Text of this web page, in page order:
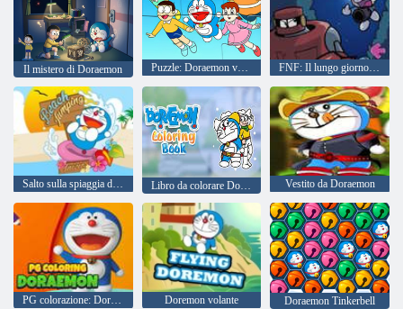
Il mistero di Doraemon Puzzle: Doraemon volante FNF: Il lungo giorno di Doraemon
Salto sulla spiaggia di Doraemon Libro da colorare Doraemon Vestito da Doraemon
PG colorazione: Doraemon Doremon volante Doraemon Tinkerbell